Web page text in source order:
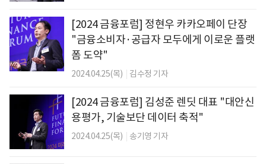
[2024 금융포럼] 정현우 카카오페이 단장
"금융소비자·공급자 모두에게 이로운 플랫
폼 도약"
2024.04.25(목) 김수정 기자
[2024 금융포럼] 김성준 렌딧 대표 "대안신
용평가, 기술보단 데이터 축적"
2024.04.25(목) 송기영 기자